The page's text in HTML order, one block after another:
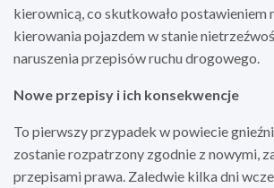
kierownicą, co skutkowało postawieniem
kierowania pojazdem w stanie
naruszenia przepisów ruchu drogowego.
Nowe przepisy i ich konsekwencje
To pierwszy przypadek w powiecie
zostanie rozpatrzony zgodnie z nowymi,
przepisami prawa. Zaledwie kilka dni